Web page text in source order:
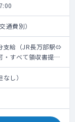
通費別）
支給（JR長万部駅⇔
・すべて領収書提出
し）